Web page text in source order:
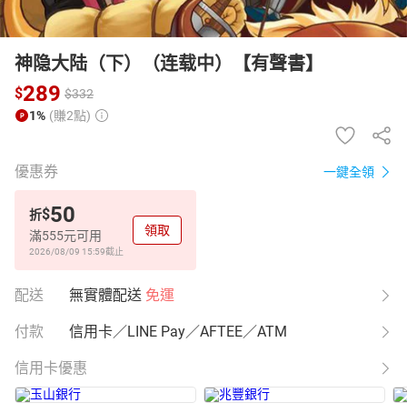
神隐大陆（下）（连载中）【有聲書】
$289 $332
1% (賺2點)
優惠券 一鍵全領
折$50
滿555元可用
2026/08/09 15:59截止
領取
配送 無實體配送 免運
付款 信用卡／LINE Pay／AFTEE／ATM
信用卡優惠